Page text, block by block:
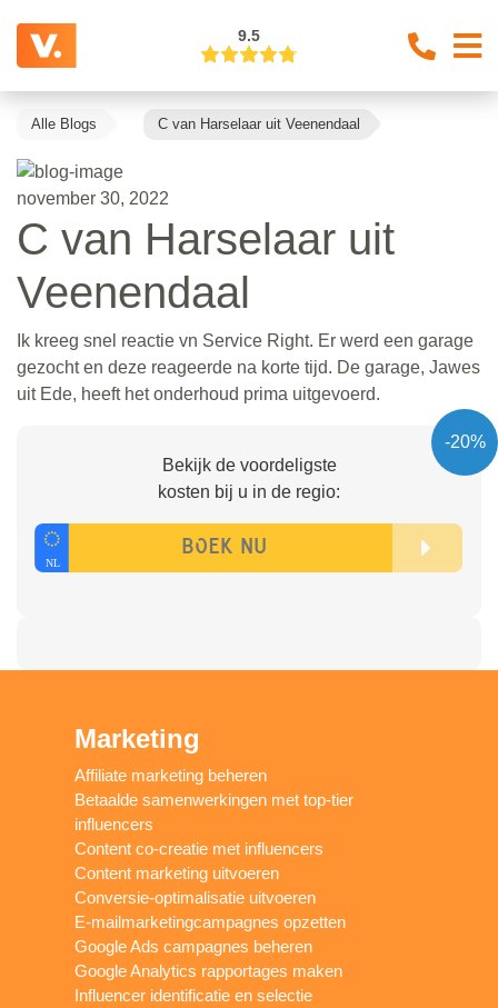
9.5
Alle Blogs C van Harselaar uit Veenendaal
november 30, 2022
C van Harselaar uit
Veenendaal
Ik kreeg snel reactie vn Service Right. Er werd een garage
gezocht en deze reageerde na korte tijd. De garage, Jawes
uit Ede, heeft het onderhoud prima uitgevoerd.
-20%
Bekijk de voordeligste
kosten bij u in de regio:
Marketing
Affiliate marketing beheren
Betaalde samenwerkingen met top-tier
influencers
Content co-creatie met influencers
Content marketing uitvoeren
Conversie-optimalisatie uitvoeren
E-mailmarketingcampagnes opzetten
Google Ads campagnes beheren
Google Analytics rapportages maken
Influencer identificatie en selectie